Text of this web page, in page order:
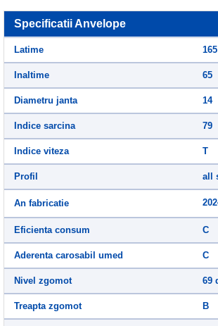
Specificatii Anvelope
Latime 165
Inaltime 65
Diametru janta 14
Indice sarcina 79
Indice viteza T
Profil all
An fabricatie
Eficienta consum C
Aderenta carosabil umed C
Nivel zgomot 69
Treapta zgomot B